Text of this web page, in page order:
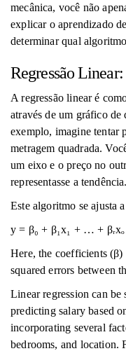
mecânica, você não
explicar o aprendizado
determinar qual
Regressão
A regressão linear é
através de um gráfico de
exemplo, imagine tentar
metragem quadrada.
um eixo e o preço no
representasse a tendência.
Este algoritmo se ajusta
y = β₀ + β₁x₁ + … +
Here, the coefficients
squared errors between
Linear regression can
predicting salary based
incorporating several
bedrooms, and location.